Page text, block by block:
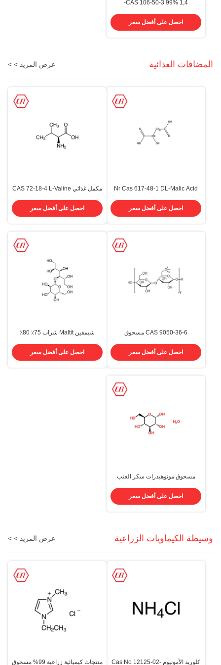
CAS 106-50-3 99% 1,4-
PDA
احصل على أفضل سعر
المضافات الغذائية عرض المزيد > >
Nr Cas 617-48-1 DL-Malic Acid
احصل على أفضل سعر
مكمل غذائي CAS 72-18-4 L-Valine
احصل على أفضل سعر
CAS 9050-36-6 مسحوق
الصف المحليات 99.1٪
احصل على أفضل سعر
شيمفين Maltit شراب 75٪ 80٪
احصل على أفضل سعر
مسحوق مونوهيدرات سكر العنب
الغذاء
احصل على أفضل سعر
وسيطة الكيماويات الزراعية عرض المزيد > >
كلوريد الأمونيوم Cas No 12125-02-
منتجات كيميائية زراعية 99% مسحوق